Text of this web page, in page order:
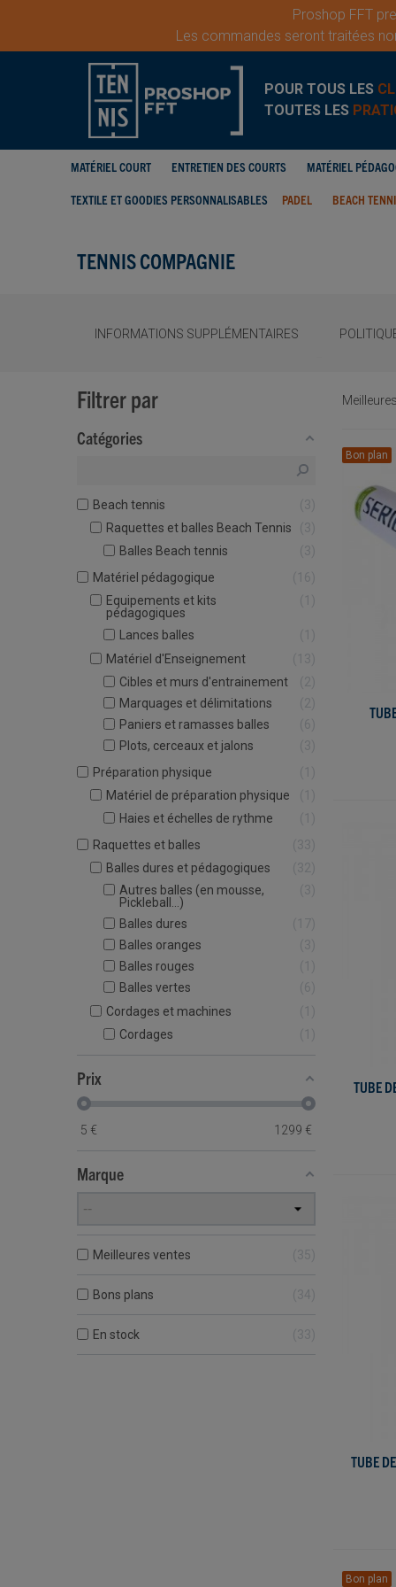
Proshop FFT
Les commandes seront traitées
POUR TOUS LES
TOUTES LES
MATÉRIEL COURT ENTRETIEN DES COURTS MATÉRIEL
TEXTILE ET GOODIES PERSONNALISABLES PADEL BEACH
TENNIS COMPAGNIE
INFORMATIONS SUPPLÉMENTAIRES
Filtrer par
Catégories
Beach tennis
3
Raquettes et balles Beach Tennis
3
Balles Beach tennis
3
Matériel pédagogique
16
Equipements et kits
pédagogiques
1
Lances balles
Matériel d'Enseignement
13
Cibles et murs d'entrainement
2
Marquages et délimitations
2
Paniers et ramasses balles
6
Plots, cerceaux et jalons
3
Préparation physique
Matériel de préparation physique
Haies et échelles de rythme
Raquettes et balles
33
Balles dures et pédagogiques
32
Autres balles (en mousse,
Pickleball...)
3
Balles dures
17
Balles oranges
3
Balles rouges
Balles vertes
6
Cordages et machines
Cordages
Prix
5 € 1299 €
Marque
Meilleures ventes 35
Bons plans 34
En stock 33
Bon plan
TUBE
TUBE
Bon plan